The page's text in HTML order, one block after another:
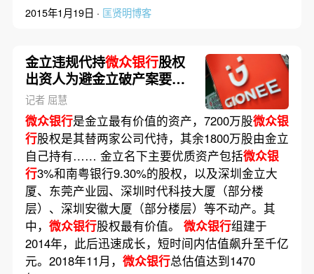
2015年1月19日 · 匡贤明博客
金立违规代持微众银行股权
出资人为避金立破产案要求
取回
记者 屈慧
微众银行是金立最有价值的资产，7200万股微众银
行股权是其替两家公司代持，其余1800万股由金立
自己持有…… 金立名下主要优质资产包括微众银
行3%和南粤银行9.30%的股权，以及深圳金立大
厦、东莞产业园、深圳时代科技大厦（部分楼
层）、深圳安徽大厦（部分楼层）等不动产。其
中， 微众银行股权最有价值。 微众银行组建于
2014年，此后迅速成长，短时间内估值飙升至千亿
元。2018年11月， 微众银行总估值达到1470